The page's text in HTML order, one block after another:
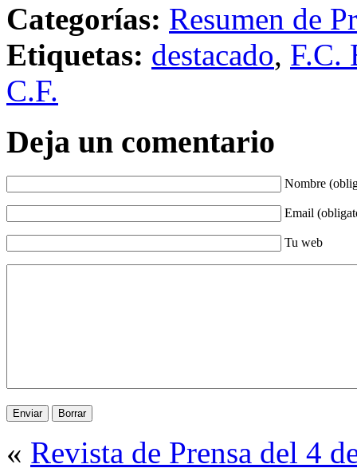
Categorías: Resumen de
Etiquetas: destacado, F.C.
C.F.
Deja un comentario
Nombre
Email
Tu web
« Revista de Prensa del 4